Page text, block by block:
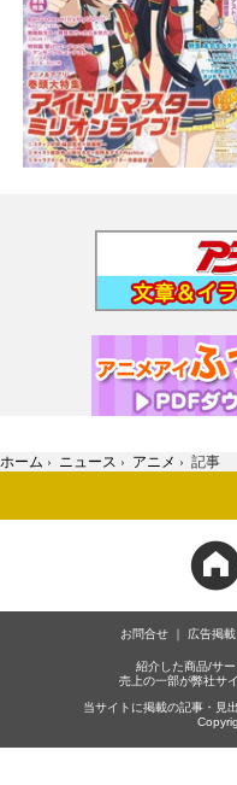
ホーム › ニュース › アニメ › 記事
お問合せ 広告掲載
紹介した商品/サー
売上の一部が弊社サ
当サイトに掲載の記事・見